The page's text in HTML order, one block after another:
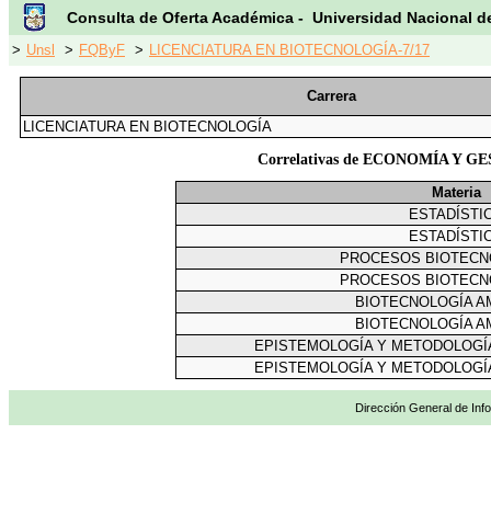
Consulta de Oferta Académica - Universidad Nacional
> Unsl > FQByF > LICENCIATURA EN BIOTECNOLOGÍA-7/17
Carrera
LICENCIATURA EN BIOTECNOLOGÍA
Correlativas de ECONOMÍA Y
Materia
PROCESOS
PROCESOS
BIOTECNOLOGÍA
BIOTECNOLOGÍA
EPISTEMOLOGÍA Y
EPISTEMOLOGÍA Y
Dirección General de